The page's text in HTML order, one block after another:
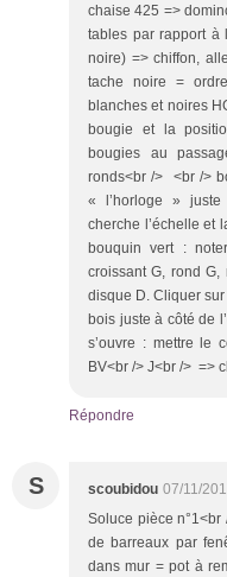
chaise 425 =>
tables par rapport à
noire) => chiffon,
tache noire =
blanches et noires
bougie et la
bougies au
ronds<br /> <br />
« l’horloge »
cherche l’échelle et
bouquin vert :
croissant G, rond
disque D. Cliquer
bois juste à côté de
s’ouvre : mettre le
BV<br /> J<br /> =>
Répondre
S scoubidou 07/11/
Soluce pièce
de barreaux par
dans mur = pot à